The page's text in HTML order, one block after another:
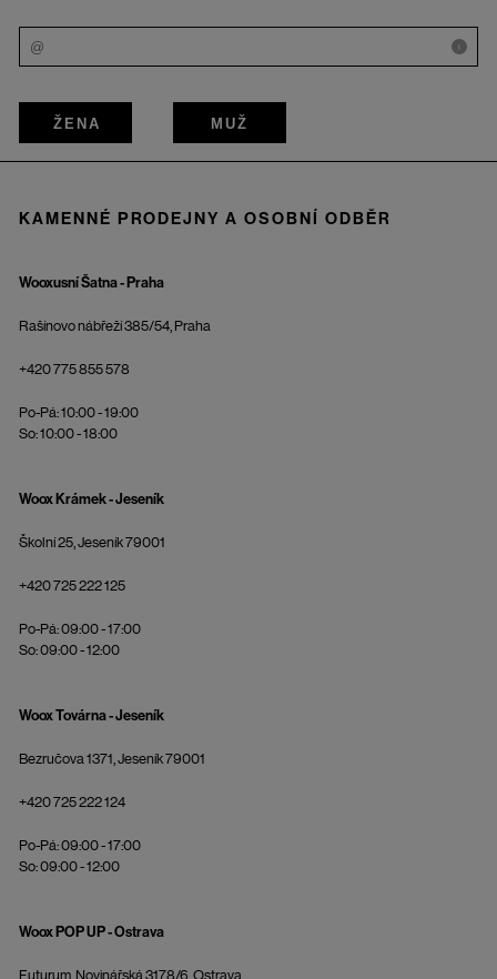
i
ŽENA MUŽ
KAMENNÉ PRODEJNY A OSOBNÍ ODBĚR
Wooxusní Šatna - Praha
Rašínovo nábřeží 385/54, Praha
+420 775 855 578
Po-Pá: 10:00 - 19:00
So: 10:00 - 18:00
Woox Krámek - Jeseník
Školní 25, Jeseník 79001
+420 725 222 125
Po-Pá: 09:00 - 17:00
So: 09:00 - 12:00
Woox Továrna - Jeseník
Bezručova 1371, Jeseník 79001
+420 725 222 124
Po-Pá: 09:00 - 17:00
So: 09:00 - 12:00
Woox POP UP - Ostrava
Futurum, Novinářská 3178/6, Ostrava